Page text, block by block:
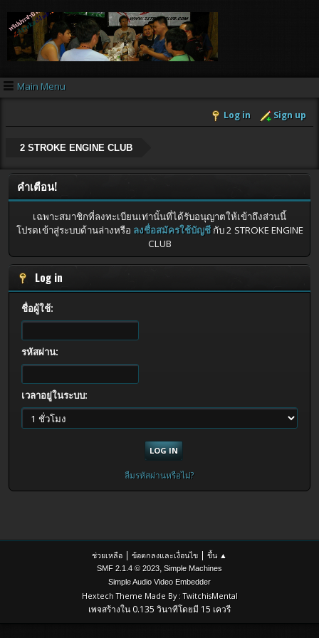
Main Menu
Log in Sign up
2 STROKE ENGINE CLUB
คำเตือน!
เฉพาะสมาชิกที่ลงทะเบียนเท่านั้นที่ได้รับอนุญาตให้เข้าถึงส่วนนี้
โปรดเข้าสู่ระบบด้านล่างหรือ ลงชื่อสมัครใช้บัญชีกับ 2 STROKE ENGINE
CLUB
Log in
ชื่อผู้ใช้:
รหัสผ่าน:
เวลาอยู่ในระบบ:
ลืมรหัสผ่านหรือไม่?
ช่วยเหลือ | ข้อตกลงและเงื่อนไข | ขึ้น ▲
SMF 2.1.4 © 2023, Simple Machines
Simple Audio Video Embedder
Hextech Theme Made By : TwitchisMental
เพจสร้างใน 0.135 วินาทีโดยมี 15 เควรี